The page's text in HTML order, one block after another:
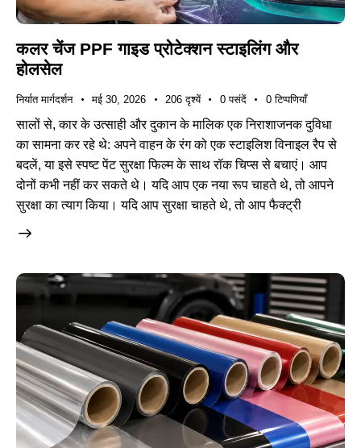
कलर चेंज PPF गाइड प्रोटेक्शन स्टाइलिंग और
होलसेल
निर्यात मार्गदर्शन मई 30, 2026 206 दृश्यें 0 पसंदें 0 टिप्पणियाँ
सालों से, कार के उत्साही और दुकान के मालिक एक निराशाजनक दुविधा
का सामना कर रहे थे: अपने वाहन के रंग को एक स्टाइलिश विनाइल रैप से
बदलें, या इसे स्पष्ट पेंट सुरक्षा फिल्म के साथ रॉक चिप्स से बचाएं। आप
दोनों कभी नहीं कर सकते थे। यदि आप एक नया रूप चाहते थे, तो आपने
सुरक्षा का त्याग किया। यदि आप सुरक्षा चाहते थे, तो आप फैक्ट्री